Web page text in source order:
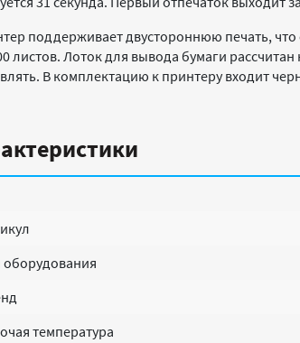
поддерживает двустороннюю печать,
листов. Лоток для вывода бумаги
В комплектацию к принтеру входит
оборудования
температура